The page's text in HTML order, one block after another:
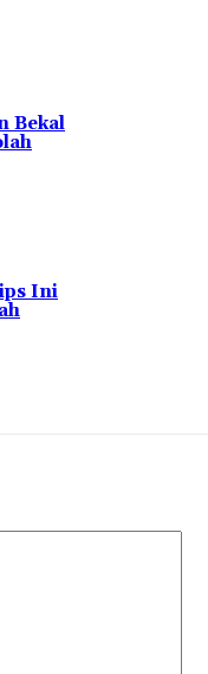
Bekal
Ini